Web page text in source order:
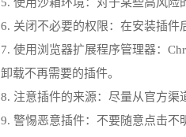
6. 关闭不必要的权限：在安装插件
7. 使用浏览器扩展程序管理器：
卸载不再需要的插件。
8. 注意插件的来源：尽量从官方渠
9. 警惕恶意插件：不要随意点击不